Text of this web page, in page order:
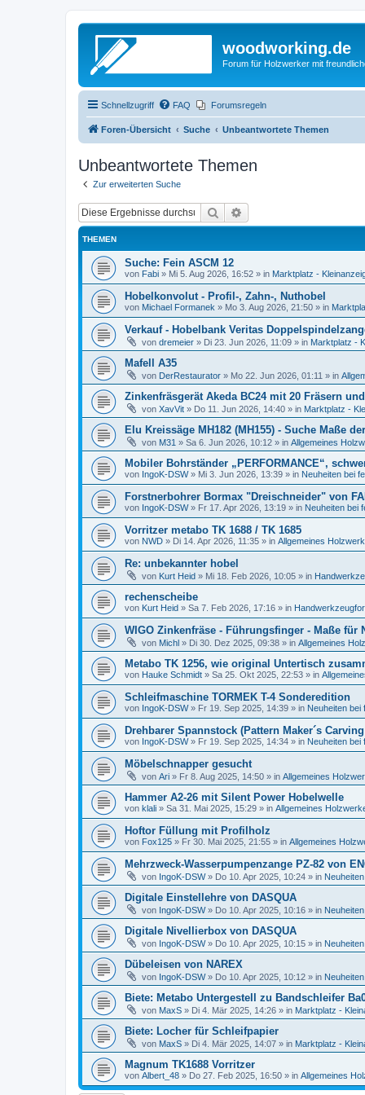
woodworking.de
Forum für Holzwerker mit
Schnellzugriff FAQ Forumsregeln
Foren-Übersicht Suche Unbeantwortete Themen
Unbeantwortete Themen
Zur erweiterten Suche
Suche
THEMEN
Suche: Fein ASCM 12
von Fabi » Mi 5. Aug 2026, 16:52 » in Marktplatz -
Hobelkonvolut - Profil-, Zahn-, Nuthobel
von Michael Formanek » Mo 3. Aug 2026, 21:50 » in
Verkauf - Hobelbank Veritas
von dremeier » Di 23. Jun 2026, 11:09 » in Marktplatz -
Mafell A35
von DerRestaurator » Mo 22. Jun 2026, 01:11 » in
Zinkenfräsgerät Akeda BC24 mit 20 Fräsern
von XavVit » Do 11. Jun 2026, 14:40 » in Marktplatz -
Elu Kreissäge MH182 (MH155) - Suche Maße
von M31 » Sa 6. Jun 2026, 10:12 » in Allgemeines
Mobiler Bohrständer „PERFORMANCE“,
von IngoK-DSW» Mi 3. Jun 2026, 13:39 » in Neuheiten bei
Forstnerbohrer Bormax "Dreischneider" von
von IngoK-DSW» Fr 17. Apr 2026, 13:19 » in Neuheiten bei
Vorritzer metabo TK 1688 / TK 1685
von NWD » Di 14. Apr 2026, 11:35 » in Allgemeines
Re: unbekannter hobel
von Kurt Heid » Mi 18. Feb 2026, 10:05 » in
rechenscheibe
von Kurt Heid » Sa 7. Feb 2026, 17:16 » in
WIGO Zinkenfräse - Führungsfinger - Maße für
von Michl » Di 30. Dez 2025, 09:38 » in Allgemeines
Metabo TK 1256, wie original Untertisch
von Hauke Schmidt » Sa 25. Okt 2025, 22:53 » in
Schleifmaschine TORMEK T-4 Sonderedition
von IngoK-DSW» Fr 19. Sep 2025, 14:39 » in Neuheiten bei
Drehbarer Spannstock (Pattern Maker´s
von IngoK-DSW» Fr 19. Sep 2025, 14:34 » in Neuheiten bei
Möbelschnapper gesucht
von Ari » Fr 8. Aug 2025, 14:50 » in Allgemeines
Hammer A2-26 mit Silent Power Hobelwelle
von klali » Sa 31. Mai 2025, 15:29 » in Allgemeines
Hoftor Füllung mit Profilholz
von Fox125 » Fr 30. Mai 2025, 21:55 » in Allgemeines
Mehrzweck-Wasserpumpenzange PZ-82 von
von IngoK-DSW» Do 10. Apr 2025, 10:24 » in
Digitale Einstellehre von DASQUA
von IngoK-DSW» Do 10. Apr 2025, 10:16 » in
Digitale Nivellierbox von DASQUA
von IngoK-DSW» Do 10. Apr 2025, 10:15 » in
Dübeleisen von NAREX
von IngoK-DSW» Do 10. Apr 2025, 10:12 » in
Biete: Metabo Untergestell zu Bandschleifer
von MaxS » Di 4. Mär 2025, 14:26 » in Marktplatz -
Biete: Locher für Schleifpapier
von MaxS » Di 4. Mär 2025, 14:07 » in Marktplatz -
Magnum TK1688 Vorritzer
von Albert_48 » Do 27. Feb 2025, 16:50 » in Allgemeines